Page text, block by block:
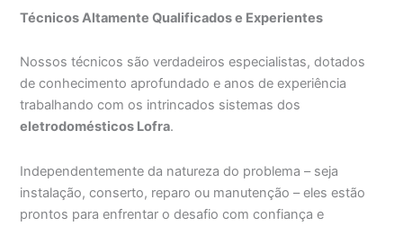
Técnicos Altamente Qualificados e Experientes
Nossos técnicos são verdadeiros especialistas, dotados
de conhecimento aprofundado e anos de experiência
trabalhando com os intrincados sistemas dos
eletrodomésticos Lofra.
Independentemente da natureza do problema – seja
instalação, conserto, reparo ou manutenção – eles estão
prontos para enfrentar o desafio com confiança e